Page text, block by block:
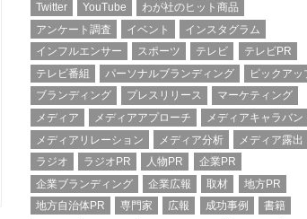
Twitter
YouTube
わが社のヒット商品
アンケート調査
イベント
インスタグラム
インフルエンサー
スポーツ テレビ
テレビPR
テレビ番組
パーソナルブランディング
ピックアッ
ブランディング
プレスリリース
マーケティング
メディア
メディアアプローチ
メディアキャラバン
メディアリレーション
メディア分析
メディア露出
ラジオ
ラジオPR 人物PR
企業PR
企業ブランディング
企業広報 取材
地方PR
地方自治体PR
専門家 広報 成功事例
書籍